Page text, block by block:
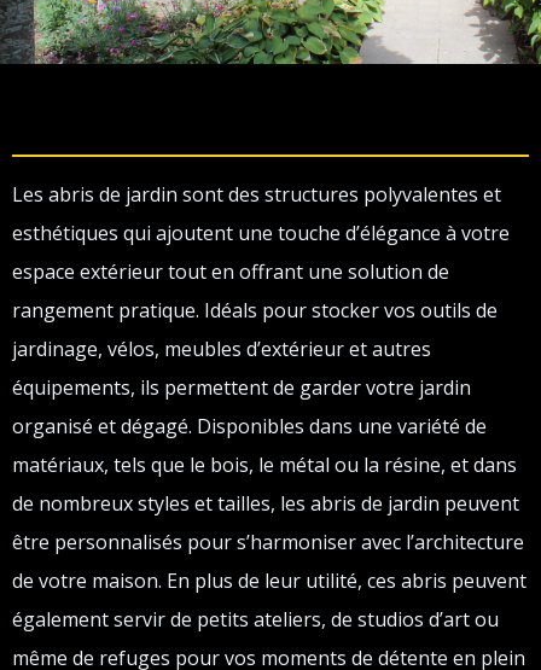
Les abris de jardin sont des structures polyvalentes et
esthétiques qui ajoutent une touche d’élégance à votre
espace extérieur tout en offrant une solution de
rangement pratique. Idéals pour stocker vos outils de
jardinage, vélos, meubles d’extérieur et autres
équipements, ils permettent de garder votre jardin
organisé et dégagé. Disponibles dans une variété de
matériaux, tels que le bois, le métal ou la résine, et dans
de nombreux styles et tailles, les abris de jardin peuvent
être personnalisés pour s’harmoniser avec l’architecture
de votre maison. En plus de leur utilité, ces abris peuvent
également servir de petits ateliers, de studios d’art ou
même de refuges pour vos moments de détente en plein